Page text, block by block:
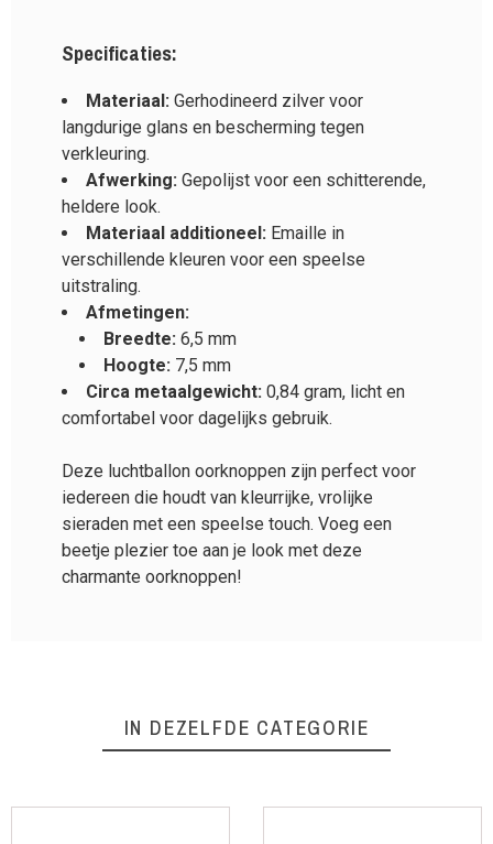
Specificaties:
Materiaal: Gerhodineerd zilver voor
langdurige glans en bescherming tegen
verkleuring.
Afwerking: Gepolijst voor een schitterende,
heldere look.
Materiaal additioneel: Emaille in
verschillende kleuren voor een speelse
uitstraling.
Afmetingen:
Breedte: 6,5 mm
Hoogte: 7,5 mm
Circa metaalgewicht: 0,84 gram, licht en
comfortabel voor dagelijks gebruik.
Deze luchtballon oorknoppen zijn perfect voor
iedereen die houdt van kleurrijke, vrolijke
sieraden met een speelse touch. Voeg een
beetje plezier toe aan je look met deze
charmante oorknoppen!
IN DEZELFDE CATEGORIE